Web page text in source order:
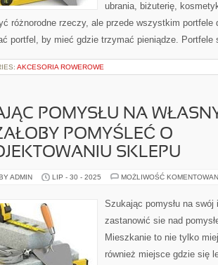
ubrania, biżuterię,
różnorodne rzeczy, ale przede wszystkim portfele
portfel, by mieć gdzie trzymać pieniądze.
AKCESORIA ROWEROWE
POMYSŁU NA
POMYŚLEĆ O
SKLEPU
ADMIN LIP - 30 - 2025 MOŻLIWOŚĆ
Szukając pomysłu na
zastanowić sie nad
Mieszkanie to nie tylko
również miejsce gdzie się